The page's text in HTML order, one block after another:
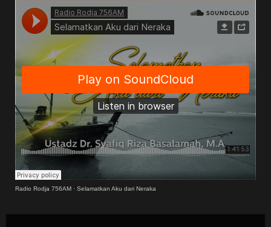
Radio Rodja 756AM · Selamatkan Aku dari Neraka